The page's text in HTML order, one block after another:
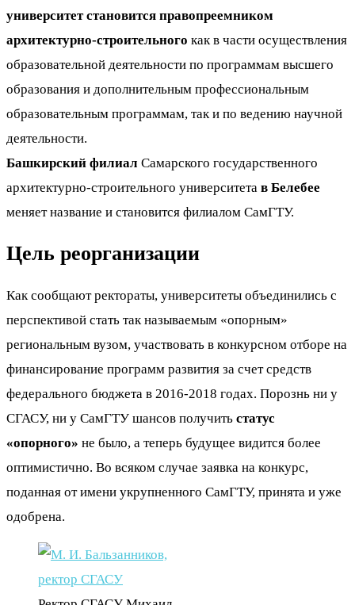
университет становится правопреемником
архитектурно-строительного как в части осуществления
образовательной деятельности по программам высшего
образования и дополнительным профессиональным
образовательным программам, так и по ведению научной
деятельности.
Башкирский филиал Самарского государственного
архитектурно-строительного университета в Белебее
меняет название и становится филиалом СамГТУ.
Цель реорганизации
Как сообщают ректораты, университеты объединились с
перспективой стать так называемым «опорным»
региональным вузом, участвовать в конкурсном отборе на
финансирование программ развития за счет средств
федерального бюджета в 2016-2018 годах. Порознь ни у
СГАСУ, ни у СамГТУ шансов получить статус
«опорного» не было, а теперь будущее видится более
оптимистично. Во всяком случае заявка на конкурс,
поданная от имени укрупненного СамГТУ, принята и уже
одобрена.